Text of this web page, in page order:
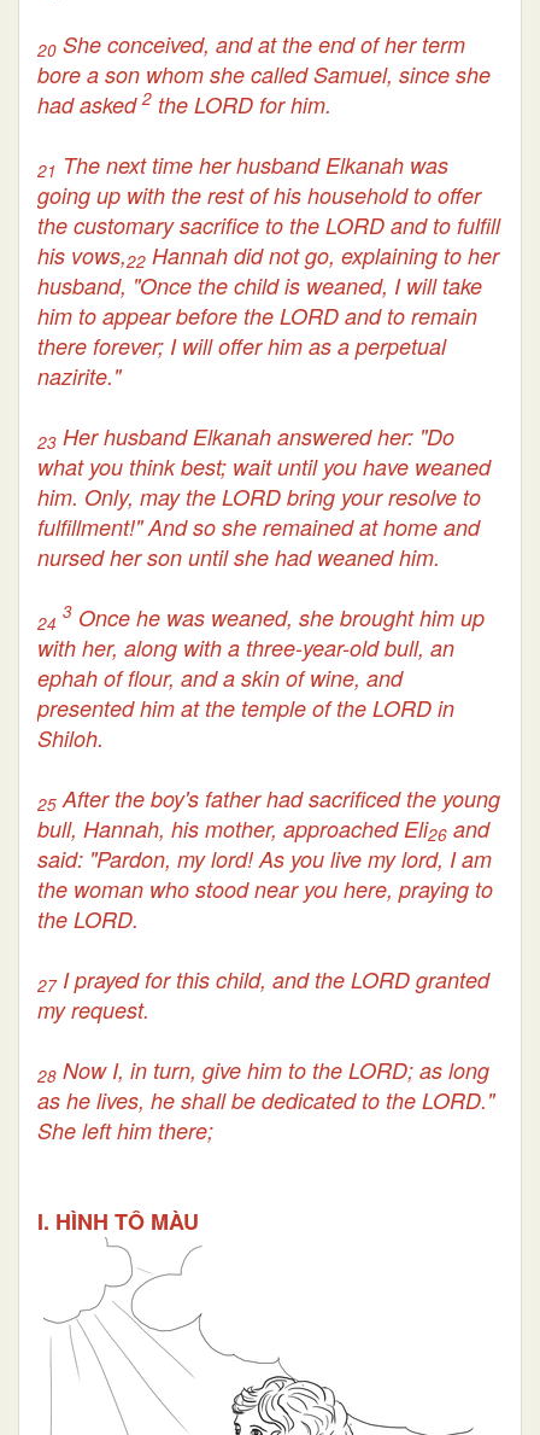
20 She conceived, and at the end of her term
bore a son whom she called Samuel, since she
had asked 2 the LORD for him.
21 The next time her husband Elkanah was
going up with the rest of his household to offer
the customary sacrifice to the LORD and to fulfill
his vows,22 Hannah did not go, explaining to her
husband, "Once the child is weaned, I will take
him to appear before the LORD and to remain
there forever; I will offer him as a perpetual
nazirite."
23 Her husband Elkanah answered her: "Do
what you think best; wait until you have weaned
him. Only, may the LORD bring your resolve to
fulfillment!" And so she remained at home and
nursed her son until she had weaned him.
24
3 Once he was weaned, she brought him up
with her, along with a three-year-old bull, an
ephah of flour, and a skin of wine, and
presented him at the temple of the LORD in
Shiloh.
25 After the boy's father had sacrificed the young
bull, Hannah, his mother, approached Eli26 and
said: "Pardon, my lord! As you live my lord, I am
the woman who stood near you here, praying to
the LORD.
27I prayed for this child, and the LORD granted
my request.
28 Now I, in turn, give him to the LORD; as long
as he lives, he shall be dedicated to the LORD."
She left him there;
I. HÌNH TÔ MÀU